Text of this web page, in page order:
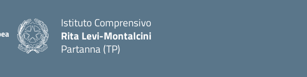
Istituto Comprensivo
Rita Levi-Montalcini
Partanna (TP)